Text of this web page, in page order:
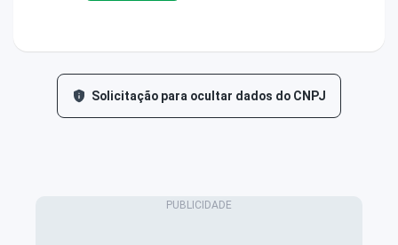
Solicitação para ocultar dados do CNPJ